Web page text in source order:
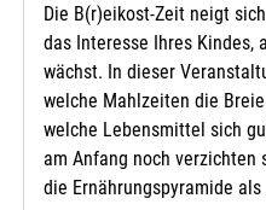
Die B(r)eikost-Zeit neigt
das Interesse Ihres Kindes,
wächst. In dieser
welche Mahlzeiten die
welche Lebensmittel sich
am Anfang noch verzichten
die Ernährungspyramide als